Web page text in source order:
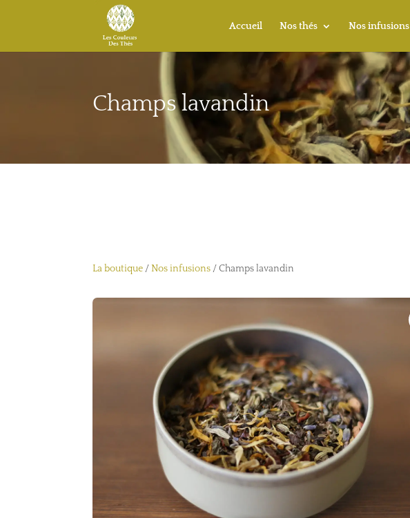
Accueil Nos thés Nos infusions
Champs lavandin
La boutique/Nos infusions/ Champs lavandin